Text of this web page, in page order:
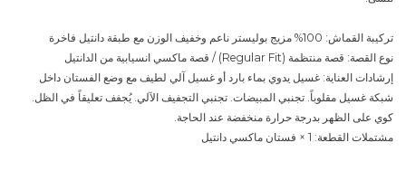
تركيبة القماش: 100% مزيج بوليستر ناعم وخفيف الوزن مع طبقة دانتيل فاخرة
نوع القصة: قصة منتظمة (Regular Fit) / قصة ماكسي انسيابية من الدانتيل
إرشادات العناية: غسيل يدوي بماء بارد أو غسيل آلي لطيف مع وضع الفستان داخل
شبكة غسيل مقلوباً. تجنبي المبيضات. تجنبي التجفيف الآلي. يُجفف تعليقاً في الظل.
كوي على الظهر بدرجة حرارة منخفضة عند الحاجة.
مشتملات القطعة: 1 × فستان ماكسي دانتيل